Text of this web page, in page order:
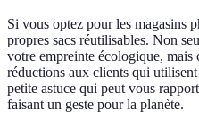
Si vous optez pour les magasins
propres sacs réutilisables. Non
votre empreinte écologique, mais
réductions aux clients qui utilisent
petite astuce qui peut vous
faisant un geste pour la planète.